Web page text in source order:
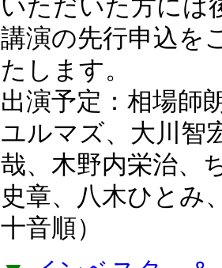
特設サイトからメ
いただいた方には
講演の先行申込を
たします。
出演予定：相場師
ユルマズ、大川智
哉、木野内栄治、
史章、八木ひとみ
十音順）